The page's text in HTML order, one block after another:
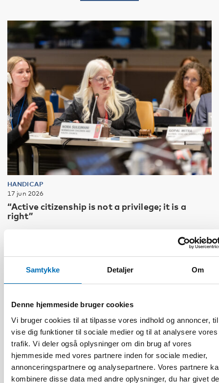
Samtykke Detaljer Om
Denne hjemmeside bruger cookies
Vi bruger cookies til at tilpasse vores indhold og annoncer,
vise dig funktioner til sociale medier og til at analysere vores
trafik. Vi deler også oplysninger om din brug af vores
hjemmeside med vores partnere inden for sociale medier,
annonceringspartnere og analysepartnere. Vores partnere
kombinere disse data med andre oplysninger, du har givet
HANDICAP
17 jun 2026
“Active citizenship is not a privilege; it is a
right”